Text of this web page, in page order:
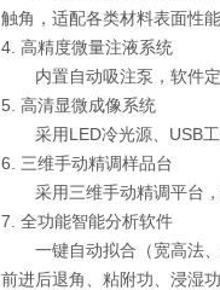
触角，适配各类材料表面性能
4. 高精度微量注液系统
内置自动吸注泵，软件
5. 高清显微成像系统
采用LED冷光源、USB
6. 三维手动精调样品台
采用三维手动精调平台
7. 全功能智能分析软件
一键自动拟合（宽高法
前进后退角、粘附功、浸湿